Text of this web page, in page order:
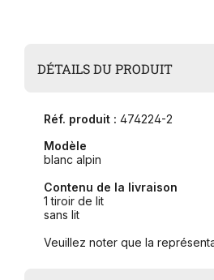
DÉTAILS DU PRODUIT
Réf. produit : 474224-2
Modèle
blanc alpin
Contenu de la livraison
1 tiroir de lit
sans lit
Veuillez noter que la